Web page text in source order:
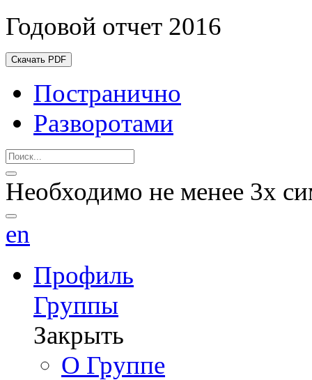
Годовой отчет 2016
Скачать PDF
Постранично
Разворотами
Необходимо не менее 3х
en
Профиль
Группы
Закрыть
О Группе